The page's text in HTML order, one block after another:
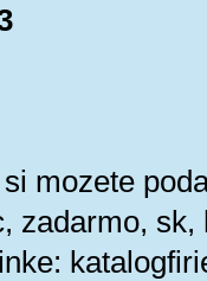
mozete
zadarmo,